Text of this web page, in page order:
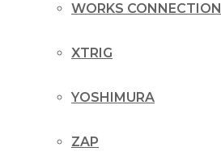
WORKS CONNECTION
XTRIG
YOSHIMURA
ZAP